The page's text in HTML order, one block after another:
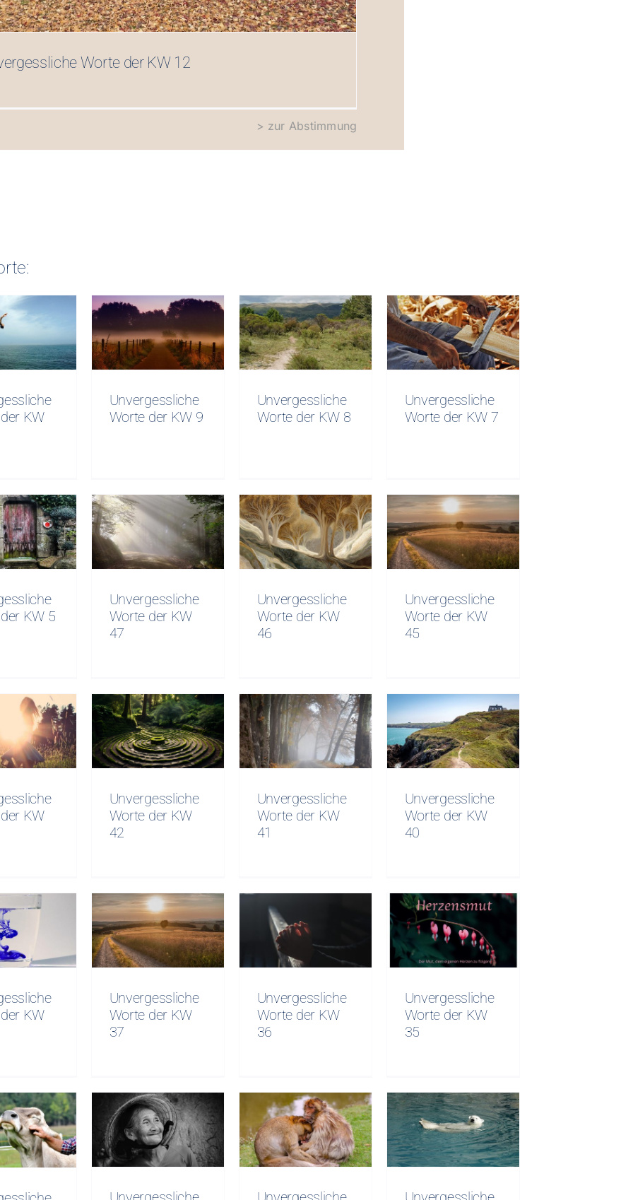
Worte der KW 12
> zur Abstimmung
der KW
10
KW
Unvergessliche
Worte der KW
9
Unvergessliche
Worte der KW 9
Unvergessliche
Worte der KW
8
Unvergessliche
Worte der KW 8
Unvergessliche
Worte der KW
7
Unvergessliche
Worte der KW 7
der KW
5
KW 5
Unvergessliche
Worte der KW
47
Unvergessliche
Worte der KW
47
Unvergessliche
Worte der KW
46
Unvergessliche
Worte der KW
46
Unvergessliche
Worte der KW
45
Unvergessliche
Worte der KW
45
der KW
43
KW
Unvergessliche
Worte der KW
42
Unvergessliche
Worte der KW
42
Unvergessliche
Worte der KW
41
Unvergessliche
Worte der KW
41
Unvergessliche
Worte der KW
40
Unvergessliche
Worte der KW
40
KW
38
KW
Unvergessliche
Worte der KW
37
Unvergessliche
Worte der KW
37
Unvergessliche
Worte der KW
36
Unvergessliche
Worte der KW
36
Unvergessliche
Worte der KW
35
Unvergessliche
Worte der KW
35
KW 33
Unvergessliche
Worte KW 32
Unvergessliche
Worte KW 31
Unvergessliche
Worte KW 30